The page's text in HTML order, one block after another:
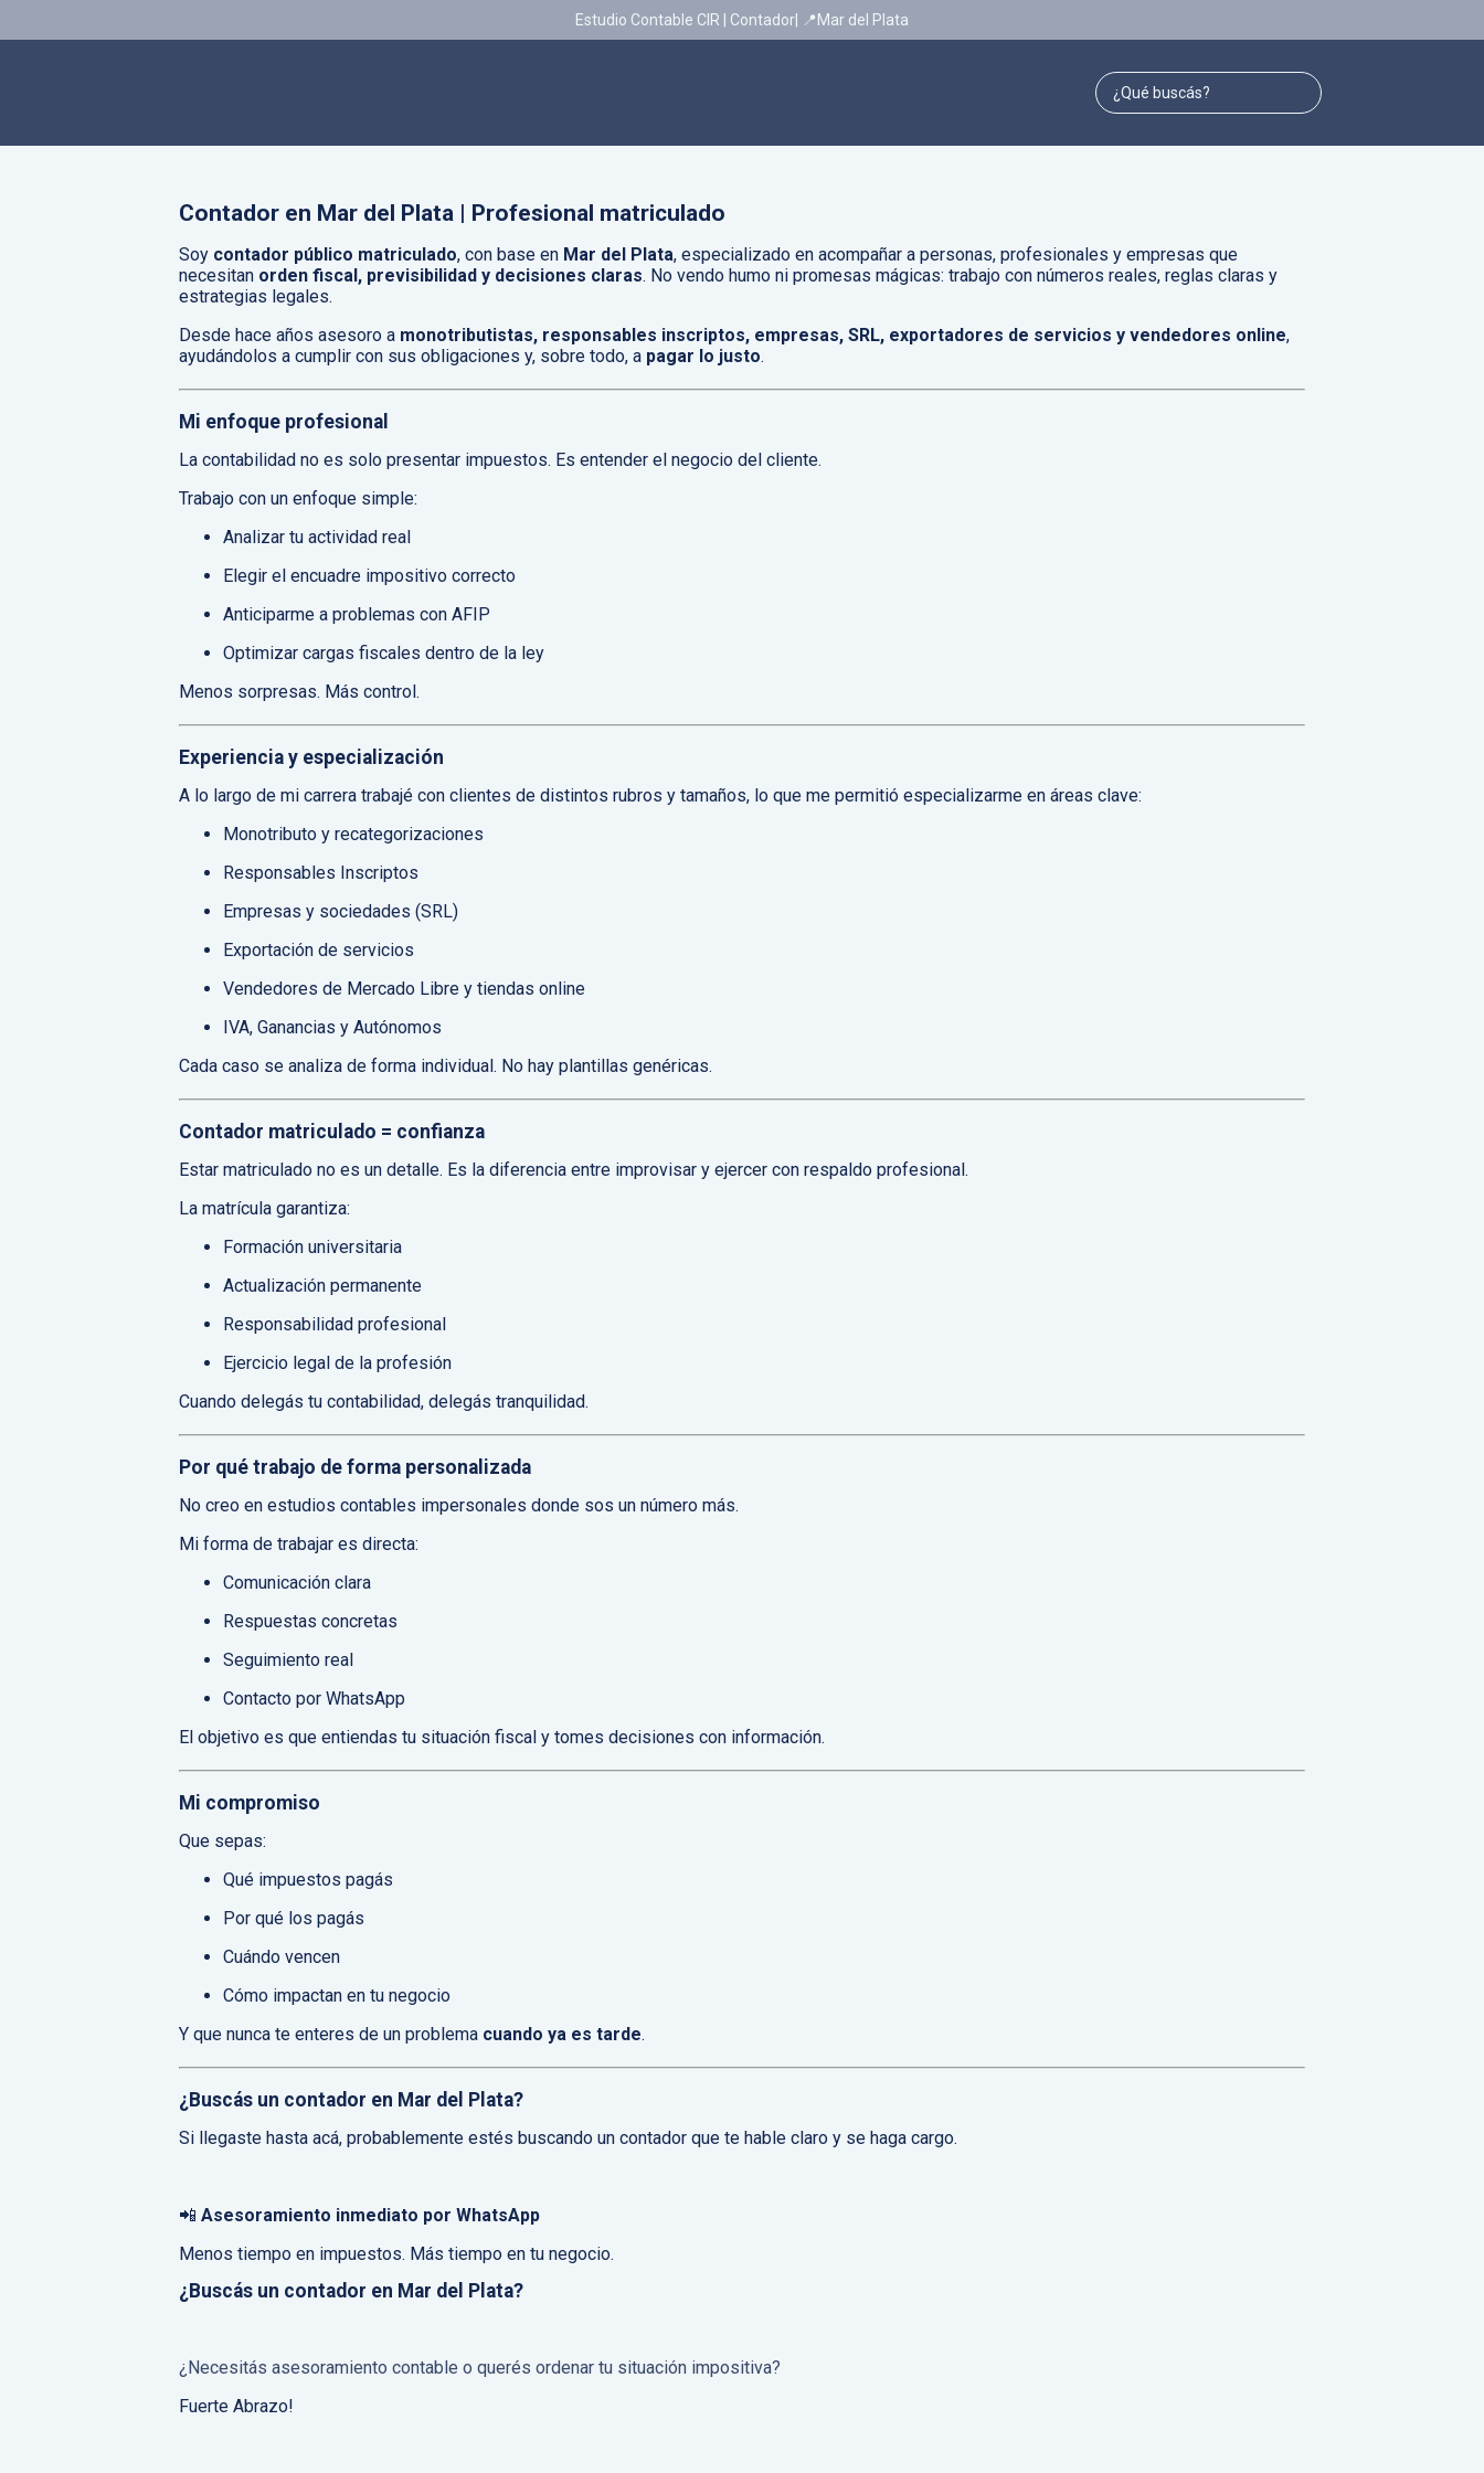
Estudio Contable CIR | Contador| 📍Mar del Plata
Contador en Mar del Plata | Profesional matriculado
Soy contador público matriculado, con base en Mar del Plata, especializado en acompañar a personas, profesionales y empresas que
necesitan orden fiscal, previsibilidad y decisiones claras. No vendo humo ni promesas mágicas: trabajo con números reales, reglas claras y
estrategias legales.
Desde hace años asesoro a monotributistas, responsables inscriptos, empresas, SRL, exportadores de servicios y vendedores online,
ayudándolos a cumplir con sus obligaciones y, sobre todo, a pagar lo justo.
Mi enfoque profesional
La contabilidad no es solo presentar impuestos. Es entender el negocio del cliente.
Trabajo con un enfoque simple:
Analizar tu actividad real
Elegir el encuadre impositivo correcto
Anticiparme a problemas con AFIP
Optimizar cargas fiscales dentro de la ley
Menos sorpresas. Más control.
Experiencia y especialización
A lo largo de mi carrera trabajé con clientes de distintos rubros y tamaños, lo que me permitió especializarme en áreas clave:
Monotributo y recategorizaciones
Responsables Inscriptos
Empresas y sociedades (SRL)
Exportación de servicios
Vendedores de Mercado Libre y tiendas online
IVA, Ganancias y Autónomos
Cada caso se analiza de forma individual. No hay plantillas genéricas.
Contador matriculado = confianza
Estar matriculado no es un detalle. Es la diferencia entre improvisar y ejercer con respaldo profesional.
La matrícula garantiza:
Formación universitaria
Actualización permanente
Responsabilidad profesional
Ejercicio legal de la profesión
Cuando delegás tu contabilidad, delegás tranquilidad.
Por qué trabajo de forma personalizada
No creo en estudios contables impersonales donde sos un número más.
Mi forma de trabajar es directa:
Comunicación clara
Respuestas concretas
Seguimiento real
Contacto por WhatsApp
El objetivo es que entiendas tu situación fiscal y tomes decisiones con información.
Mi compromiso
Que sepas:
Qué impuestos pagás
Por qué los pagás
Cuándo vencen
Cómo impactan en tu negocio
Y que nunca te enteres de un problema cuando ya es tarde.
¿Buscás un contador en Mar del Plata?
Si llegaste hasta acá, probablemente estés buscando un contador que te hable claro y se haga cargo.
📲 Asesoramiento inmediato por WhatsApp
Menos tiempo en impuestos. Más tiempo en tu negocio.
¿Buscás un contador en Mar del Plata?
¿Necesitás asesoramiento contable o querés ordenar tu situación impositiva?
Fuerte Abrazo!